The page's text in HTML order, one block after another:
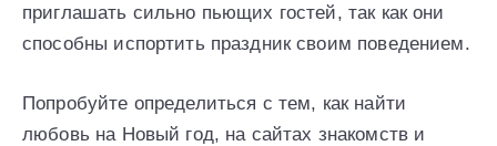
приглашать сильно пьющих гостей, так как они
способны испортить праздник своим поведением.
Попробуйте определиться с тем, как найти
любовь на Новый год, на сайтах знакомств и